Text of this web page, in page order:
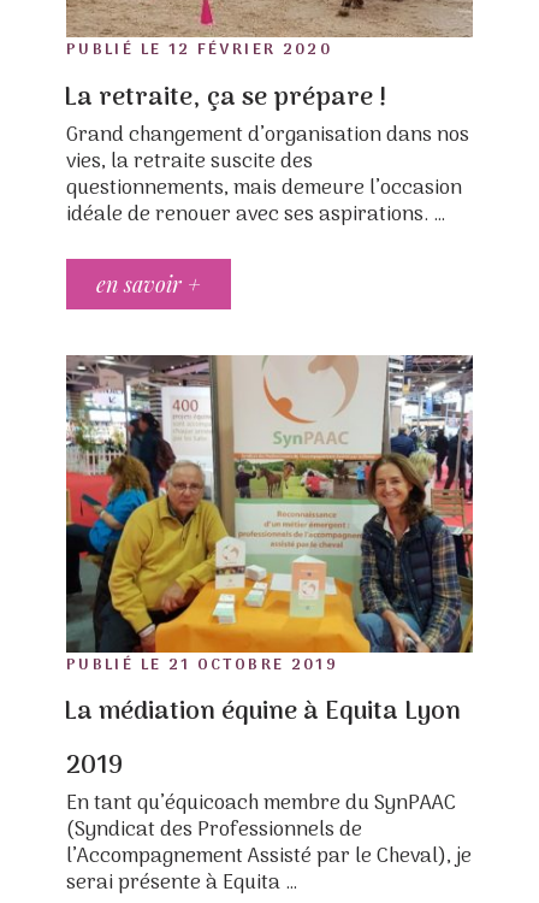
PUBLIÉ LE POSTED
12 FÉVRIER 2020
La retraite, ça se prépare !
Grand changement d’organisation dans nos
vies, la retraite suscite des
questionnements, mais demeure l’occasion
idéale de renouer avec ses aspirations. …
en savoir +
PUBLIÉ LE POSTED
21 OCTOBRE 2019
La médiation équine à Equita Lyon
2019
En tant qu’équicoach membre du SynPAAC
(Syndicat des Professionnels de
l’Accompagnement Assisté par le Cheval), je
serai présente à Equita …